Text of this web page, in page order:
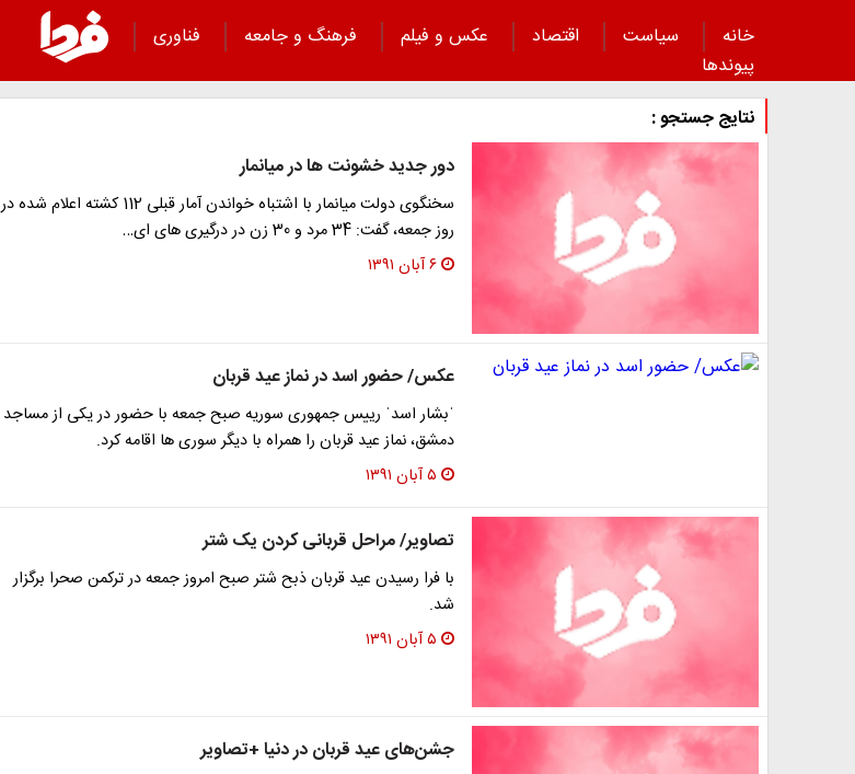
خانه سیاست اقتصاد عکس و فیلم فرهنگ و جامعه
فناوری
پیوند‌ها
نتایج جستجو :
دور جدید خشونت ها در میانمار
سخنگوی دولت میانمار با اشتباه خواندن آمار قبلی 112 کشته اعلام شده در
روز جمعه، گفت: 34 مرد و 30 زن در درگیری های ای…
۶ آبان ۱۳۹۱
عکس/ حضور اسد در نماز عید قربان
ˈبشار اسدˈ رییس جمهوری سوریه صبح جمعه با حضور در یکی از مساجد
دمشق، نماز عید قربان را همراه با دیگر سوری ها اقامه کرد.
۵ آبان ۱۳۹۱
تصاویر/ مراحل قربانی کردن یک شتر
با فرا رسیدن عید قربان ذبح شتر صبح امروز جمعه در ترکمن صحرا برگزار
شد.
۵ آبان ۱۳۹۱
جشن‌های عید قربان در دنیا +تصاویر